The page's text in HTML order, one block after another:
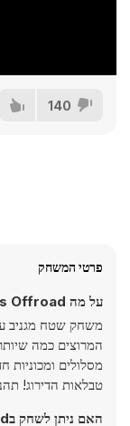
140
פרטי המשחק
על מה Hill Riders Offroad?
משחק שטח מגניב
המרוצים כמה
מסלולים
טבלאות הדירוג!
האם ניתן לשחק בHill Riders Offroad במובייל?